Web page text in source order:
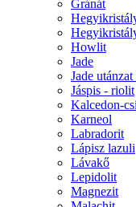
Gránát
Howlit
Jade
Jade
Jáspis - riolit
Kalcedon-
Karneol
Labradorit
Lápisz lazuli
Lávakő
Lepidolit
Magnezit